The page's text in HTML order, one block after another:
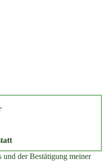
und der Bestätigung meiner